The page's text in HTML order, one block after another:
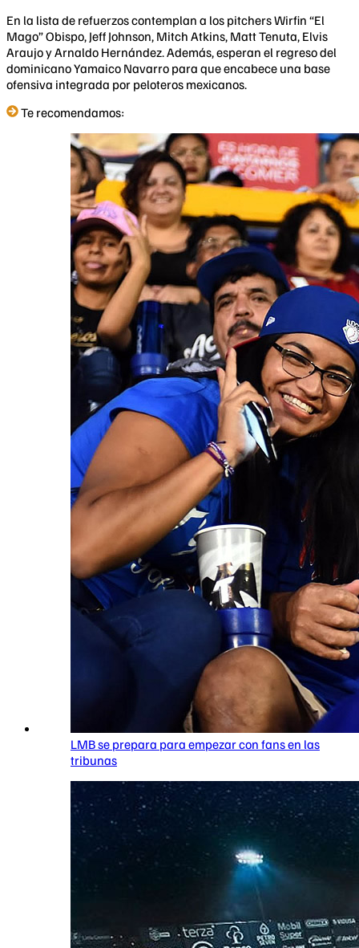
En la lista de refuerzos contemplan a los pitchers Wirfin “El
Mago” Obispo, Jeff Johnson, Mitch Atkins, Matt Tenuta, Elvis
Araujo y Arnaldo Hernández. Además, esperan el regreso del
dominicano Yamaico Navarro para que encabece una base
ofensiva integrada por peloteros mexicanos.
Te recomendamos:
LMB se prepara para empezar con fans en las
tribunas